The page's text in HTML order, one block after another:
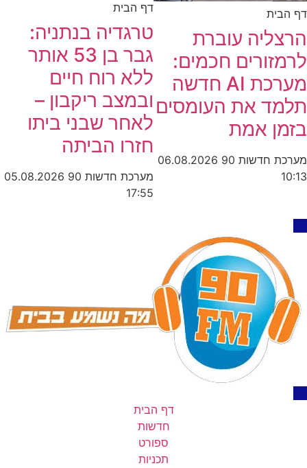
דף הבית
הרצליה עוברת
לרמזורים חכמים:
מערכת AI חדשה
תלמד את העומסים
בזמן אמת
מערכת חדשות 90
06.08.2026
10:13
דף הבית
טרגדיה בנתניה:
גבר בן 53 אותר
ללא רוח חיים
ובמצב ריקבון –
לאחר שבני ביתו
חזרו הביתה
מערכת חדשות 90
05.08.2026
17:55
דף הבית
חדשות
ספורט
תכניות